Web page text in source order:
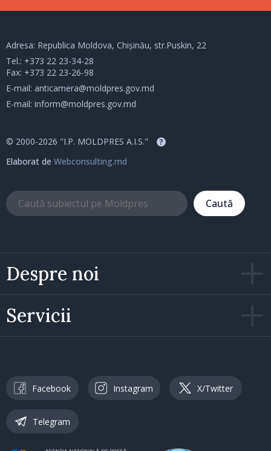
Despre noi
Servicii
Adresa: Republica Moldova, Chișinău, str.Puskin, 22
Tel.: +373 22 23-34-28
Fax: +373 22 23-26-98
E-mail: anticamera@moldpres.gov.md
E-mail: inform@moldpres.gov.md
© 2000-2026 "I.P. MOLDPRES A.I.S." ?
Elaborat de Webconsulting.md
Caută
Facebook Instagram X/Twitter
Telegram